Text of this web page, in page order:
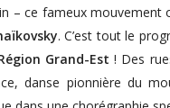
– ce fameux
. C’est tout le
Grand-Est ! Des
danse pionnière du